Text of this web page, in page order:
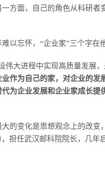
方面，自己的角色从科研者
以忘怀，“企业家”三个字在
大进程中实现高质量发展，
作为自己的家，对企业的发
为企业发展和企业家成长提
的变化是思想观念上的改变
担任武汉邮科院院长，几年